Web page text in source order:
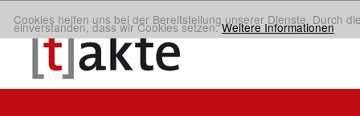
Cookies helfen uns bei der Bereitstellung unserer Dienste. Durch
einverstanden, dass wir Cookies setzen.Weitere Informationen